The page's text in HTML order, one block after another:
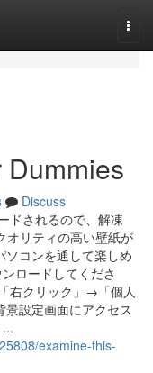
Dummies
Discuss
ドされるので、解凍
オリティの高い壁紙が
ソコンを通して楽しめ
ロードしてくださ
右クリック」→「個人
設定画面にアクセス
examine-this-